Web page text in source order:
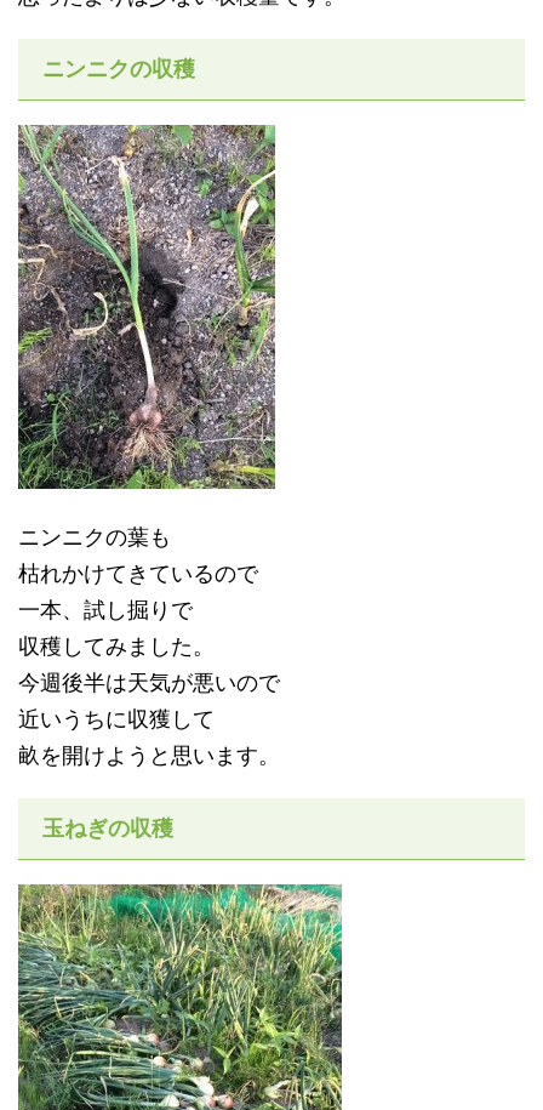
ニンニクの収穫
ニンニクの葉も
枯れかけてきているので
一本、試し掘りで
収穫してみました。
今週後半は天気が悪いので
近いうちに収獲して
畝を開けようと思います。
玉ねぎの収穫